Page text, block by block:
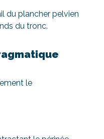
du plancher pelvien
du tronc.
le